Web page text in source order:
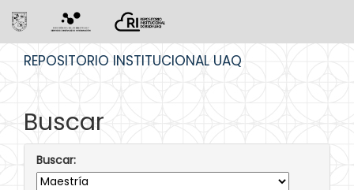
REPOSITORIO INSTITUCIONAL UAQ
Buscar
Buscar: